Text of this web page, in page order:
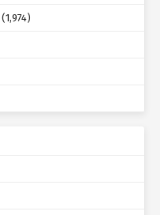
(1,974)